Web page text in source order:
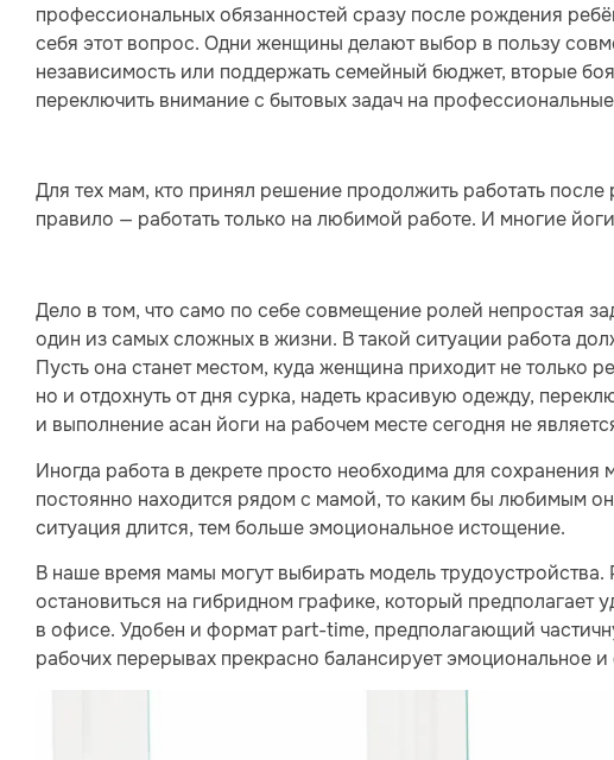
профессиональных обязанностей сразу после рождения
себя этот вопрос. Одни женщины делают выбор в пользу
независимость или поддержать семейный бюджет, вторые
переключить внимание с бытовых задач на
Для тех мам, кто принял решение продолжить работать
правило — работать только на любимой работе. И многие
Дело в том, что само по себе совмещение ролей непростая
один из самых сложных в жизни. В такой ситуации работа
Пусть она станет местом, куда женщина приходит не только
но и отдохнуть от дня сурка, надеть красивую одежду,
и выполнение асан йоги на рабочем месте сегодня не
Иногда работа в декрете просто необходима для сохранения
постоянно находится рядом с мамой, то каким бы любимым
ситуация длится, тем больше эмоциональное истощение.
В наше время мамы могут выбирать модель трудоустройства.
остановиться на гибридном графике, который предполагает
в офисе. Удобен и формат part-time, предполагающий
рабочих перерывах прекрасно балансирует эмоциональное